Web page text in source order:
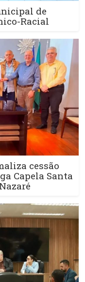
de
Racial
cessão
Capela Santa